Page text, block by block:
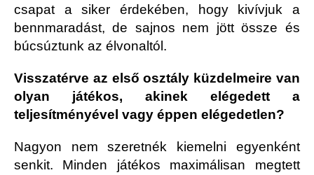
csapat a siker érdekében, hogy kivívjuk a
bennmaradást, de sajnos nem jött össze és
búcsúztunk az élvonaltól.
Visszatérve az első osztály küzdelmeire van
olyan játékos, akinek elégedett a
teljesítményével vagy éppen elégedetlen?
Nagyon nem szeretnék kiemelni egyenként
senkit. Minden játékos maximálisan megtett